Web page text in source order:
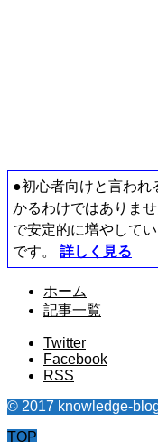
●初心者向けと言われ
かるわけではありま
で安定的に増やして
です。 詳しく見る
ホーム
記事一覧
Twitter
Facebook
RSS
© 2017 knowledge-
TOP